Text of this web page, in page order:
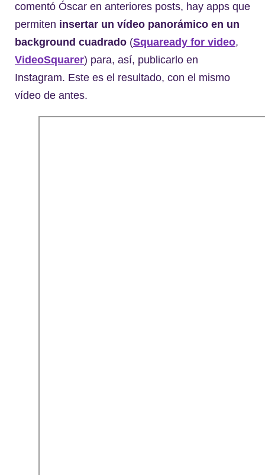
comentó Óscar en anteriores posts, hay apps que
permiten insertar un vídeo panorámico en un
background cuadrado (Squaready for video,
VideoSquarer) para, así, publicarlo en
Instagram. Este es el resultado, con el mismo
vídeo de antes.